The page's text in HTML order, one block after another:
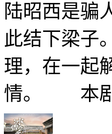
陆昭西是骗
此结下梁子
理，在一起
情。 本剧